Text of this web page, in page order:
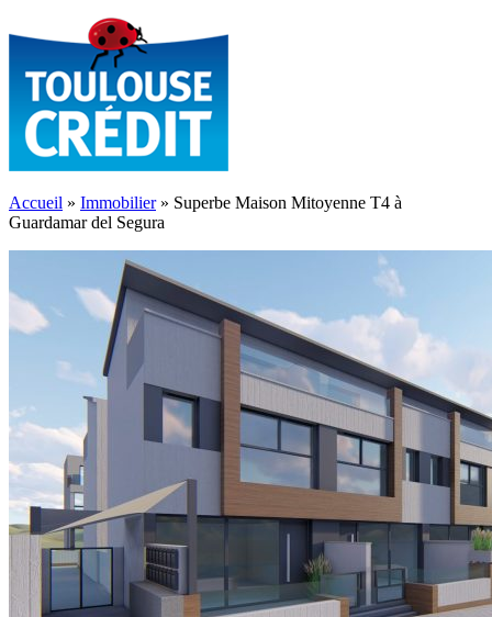
Accueil » Immobilier» Superbe Maison Mitoyenne T4 à
Guardamar del Segura